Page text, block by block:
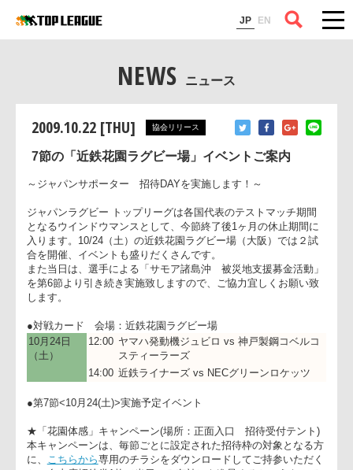
JP EN
コラム
NEWS ニュース
2009.10.22 [THU] 協会リリース
7節の「近鉄花園ラグビー場」イベントご案内
～ジャパンサポーター 招待DAYを実施します！～
ジャパンラグビー トップリーグは各国代表のテストマッチ期間
となるウインドウマンスとして、今節終了後1ヶ月の休止期間
入ります。10/24（土）の近鉄花園ラグビー場（大阪）では２試
合を開催、イベントも盛りだくさんです。
また当日は、選手による「サモア諸島沖 被災地支援募金活動
します。
●対戦カード 会場：近鉄花園ラグビー場
10月24日
（土）
12:00 ヤマハ発動機ジュビロ vs 神戸製鋼コベル
スティーラーズ
●第7節<10月24(土)>実施予定イベント